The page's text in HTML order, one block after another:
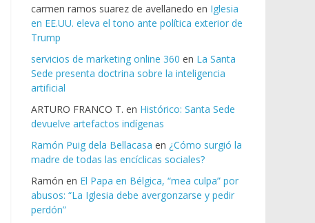
carmen ramos suarez de avellanedo en Iglesia
en EE.UU. eleva el tono ante política exterior de
Trump
servicios de marketing online 360 en La Santa
Sede presenta doctrina sobre la inteligencia
artificial
ARTURO FRANCO T. en Histórico: Santa Sede
devuelve artefactos indígenas
Ramón Puig dela Bellacasa en ¿Cómo surgió la
madre de todas las encíclicas sociales?
Ramón en El Papa en Bélgica, “mea culpa” por
abusos: “La Iglesia debe avergonzarse y pedir
perdón”